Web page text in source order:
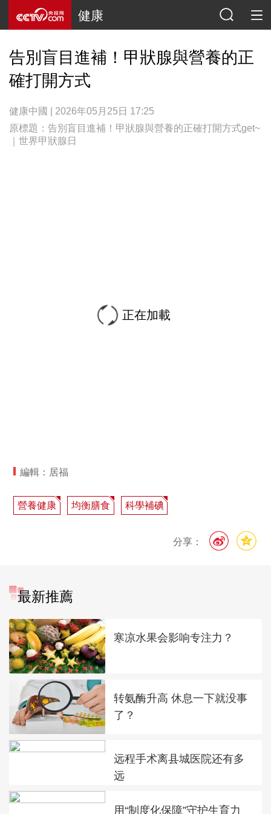
健康
告別盲目進補！甲狀腺與營養的正
確打開方式
健康中國 | 2026年05月25日 17:25
原標題：告別盲目進補！甲狀腺與營養的正確打開方式get~
｜世界甲狀腺日
正在加載
編輯：居福
營養健康 均衡膳食 科學補碘
分享：
最新推薦
寒凉水果会影响专注力？
转氨酶升高 休息一下就没事
了？
远程手术离县城医院还有多
远
用“制度化保障”守护生育力